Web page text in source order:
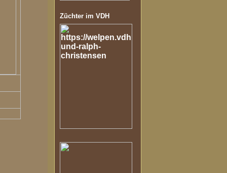
Züchter im VDH